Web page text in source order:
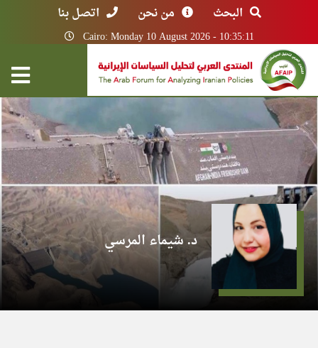
البحث من نحن اتصل بنا
Cairo: Monday 10 August 2026 - 10:35:11
د. شيماء المرسي